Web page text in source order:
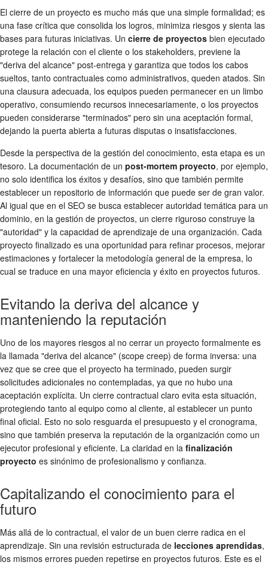
El cierre de un proyecto es mucho más que una simple formalidad; es
una fase crítica que consolida los logros, minimiza riesgos y sienta las
bases para futuras iniciativas. Un cierre de proyectos bien ejecutado
protege la relación con el cliente o los stakeholders, previene la
"deriva del alcance" post-entrega y garantiza que todos los cabos
sueltos, tanto contractuales como administrativos, queden atados. Sin
una clausura adecuada, los equipos pueden permanecer en un limbo
operativo, consumiendo recursos innecesariamente, o los proyectos
pueden considerarse "terminados" pero sin una aceptación formal,
dejando la puerta abierta a futuras disputas o insatisfacciones.
Desde la perspectiva de la gestión del conocimiento, esta etapa es un
tesoro. La documentación de un post-mortem proyecto, por ejemplo,
no solo identifica los éxitos y desafíos, sino que también permite
establecer un repositorio de información que puede ser de gran valor.
Al igual que en el SEO se busca establecer autoridad temática para un
dominio, en la gestión de proyectos, un cierre riguroso construye la
"autoridad" y la capacidad de aprendizaje de una organización. Cada
proyecto finalizado es una oportunidad para refinar procesos, mejorar
estimaciones y fortalecer la metodología general de la empresa, lo
cual se traduce en una mayor eficiencia y éxito en proyectos futuros.
Evitando la deriva del alcance y
manteniendo la reputación
Uno de los mayores riesgos al no cerrar un proyecto formalmente es
la llamada "deriva del alcance" (scope creep) de forma inversa: una
vez que se cree que el proyecto ha terminado, pueden surgir
solicitudes adicionales no contempladas, ya que no hubo una
aceptación explícita. Un cierre contractual claro evita esta situación,
protegiendo tanto al equipo como al cliente, al establecer un punto
final oficial. Esto no solo resguarda el presupuesto y el cronograma,
sino que también preserva la reputación de la organización como un
ejecutor profesional y eficiente. La claridad en la finalización
proyecto es sinónimo de profesionalismo y confianza.
Capitalizando el conocimiento para el
futuro
Más allá de lo contractual, el valor de un buen cierre radica en el
aprendizaje. Sin una revisión estructurada de lecciones aprendidas,
los mismos errores pueden repetirse en proyectos futuros. Este es el